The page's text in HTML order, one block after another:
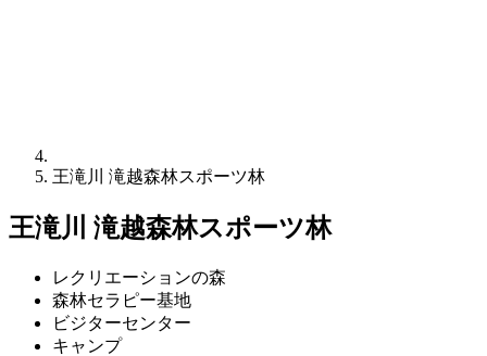
王滝川 滝越森林スポーツ林
王滝川 滝越森林スポーツ林
レクリエーションの森
森林セラピー基地
ビジターセンター
キャンプ